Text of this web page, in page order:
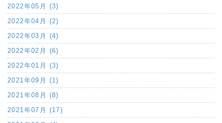
2022年05月 (3)
2022年04月 (2)
2022年03月 (4)
2022年02月 (6)
2022年01月 (3)
2021年09月 (1)
2021年08月 (8)
2021年07月 (17)